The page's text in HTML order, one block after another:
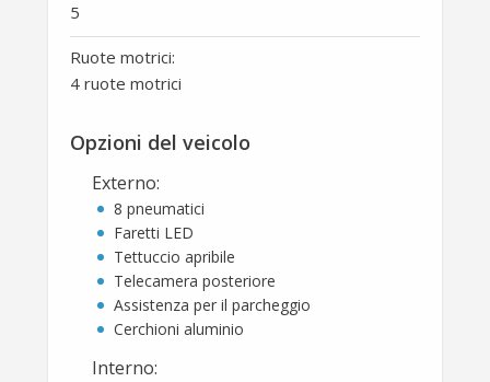
5
Ruote motrici:
4 ruote motrici
Opzioni del veicolo
Externo:
8 pneumatici
Faretti LED
Tettuccio apribile
Telecamera posteriore
Assistenza per il parcheggio
Cerchioni aluminio
Interno: